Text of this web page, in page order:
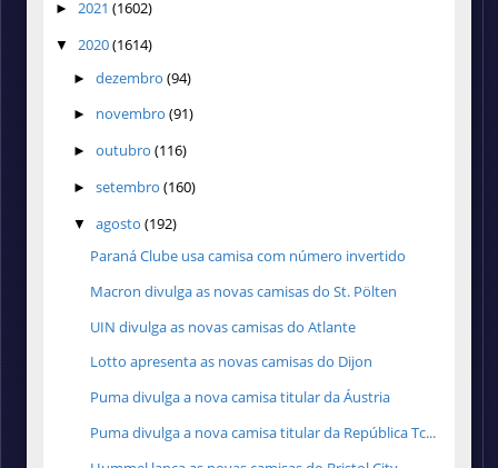
► 2021 (1602)
▼ 2020(1614)
► dezembro (94)
► novembro (91)
► outubro (116)
► setembro (160)
▼ agosto (192)
Paraná Clube usa camisa com número invertido
Macron divulga as novas camisas do St. Pölten
UIN divulga as novas camisas do Atlante
Lotto apresenta as novas camisas do Dijon
Puma divulga a nova camisa titular da Áustria
Puma divulga a nova camisa titular da República Tc...